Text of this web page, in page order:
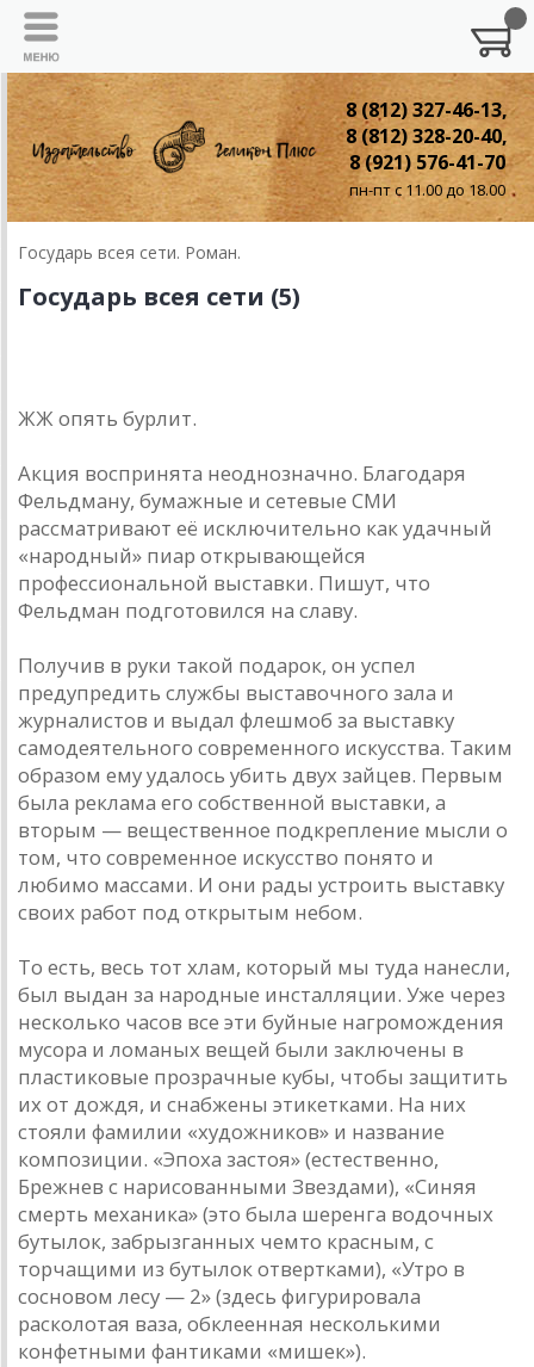
8 (812) 327-46-13,
8 (812) 328-20-40,
8 (921) 576-41-70
пн-пт с 11.00 до 18.00
Государь всея сети. Роман.
Государь всея сети (5)
ЖЖ опять бурлит.
Акция воспринята неоднозначно. Благодаря
Фельдману, бумажные и сетевые СМИ
рассматривают её исключительно как удачный
«народный» пиар открывающейся
профессиональной выставки. Пишут, что
Фельдман подготовился на славу.
Получив в руки такой подарок, он успел
предупредить службы выставочного зала и
журналистов и выдал флешмоб за выставку
самодеятельного современного искусства. Таким
образом ему удалось убить двух зайцев. Первым
была реклама его собственной выставки, а
вторым — вещественное подкрепление мысли о
том, что современное искусство понято и
любимо массами. И они рады устроить выставку
своих работ под открытым небом.
То есть, весь тот хлам, который мы туда нанесли,
был выдан за народные инсталляции. Уже через
несколько часов все эти буйные нагромождения
мусора и ломаных вещей были заключены в
пластиковые прозрачные кубы, чтобы защитить
их от дождя, и снабжены этикетками. На них
стояли фамилии «художников» и название
композиции. «Эпоха застоя» (естественно,
Брежнев с нарисованными Звездами), «Синяя
смерть механика» (это была шеренга водочных
бутылок, забрызганных чем­то красным, с
торчащими из бутылок отвертками), «Утро в
сосновом лесу — 2» (здесь фигурировала
расколотая ваза, обклеенная несколькими
конфетными фантиками «мишек»).